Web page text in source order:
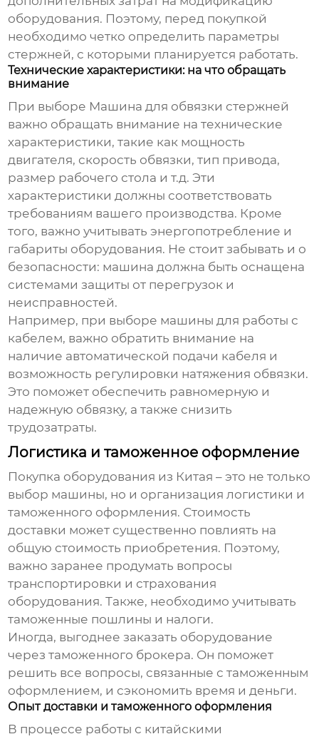
оборудования. Поэтому, перед покупкой
необходимо четко определить параметры
стержней, с которыми планируется работать.
Технические характеристики: на что обращать
внимание
При выборе Машина для обвязки стержней
важно обращать внимание на технические
характеристики, такие как мощность
двигателя, скорость обвязки, тип привода,
размер рабочего стола и т.д. Эти
характеристики должны соответствовать
требованиям вашего производства. Кроме
того, важно учитывать энергопотребление и
габариты оборудования. Не стоит забывать и о
безопасности: машина должна быть оснащена
системами защиты от перегрузок и
неисправностей.
Например, при выборе машины для работы с
кабелем, важно обратить внимание на
наличие автоматической подачи кабеля и
возможность регулировки натяжения обвязки.
Это поможет обеспечить равномерную и
надежную обвязку, а также снизить
трудозатраты.
Логистика и таможенное оформление
Покупка оборудования из Китая – это не только
выбор машины, но и организация логистики и
таможенного оформления. Стоимость
доставки может существенно повлиять на
общую стоимость приобретения. Поэтому,
важно заранее продумать вопросы
транспортировки и страхования
оборудования. Также, необходимо учитывать
таможенные пошлины и налоги.
Иногда, выгоднее заказать оборудование
через таможенного брокера. Он поможет
решить все вопросы, связанные с таможенным
оформлением, и сэкономить время и деньги.
Опыт доставки и таможенного оформления
В процессе работы с китайскими